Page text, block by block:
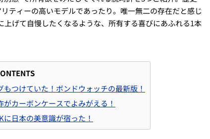
ティーの高いモデルであったり。唯一無二の存在だと感じ
げて自慢したくなるような、所有する喜びにあふれる1本
つけていた！ボンドウォッチの最新版！
カーボンケースでよみがえる！
に日本の美意識が宿った！